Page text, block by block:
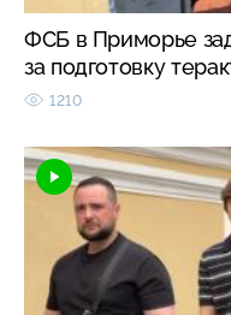
ФСБ в Приморье
за подготовку
1210